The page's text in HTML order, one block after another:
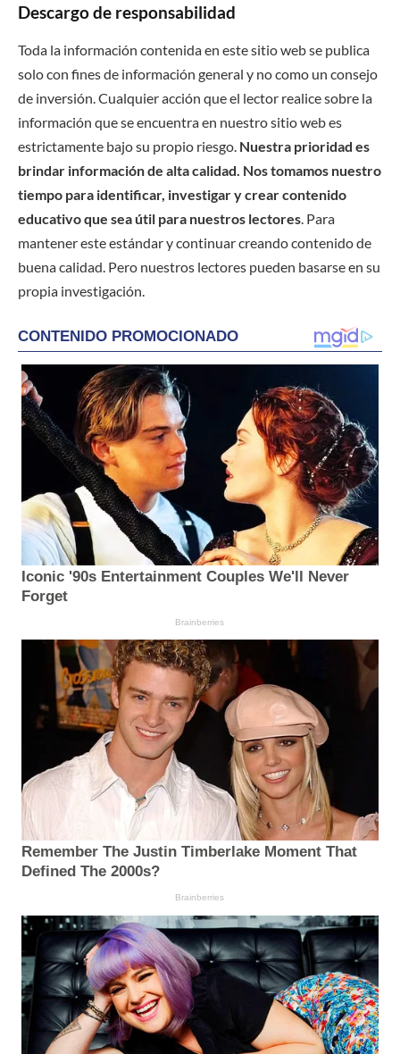
Descargo de responsabilidad
Toda la información contenida en este sitio web se publica
solo con fines de información general y no como un consejo
de inversión. Cualquier acción que el lector realice sobre la
información que se encuentra en nuestro sitio web es
estrictamente bajo su propio riesgo. Nuestra prioridad es
brindar información de alta calidad. Nos tomamos nuestro
tiempo para identificar, investigar y crear contenido
educativo que sea útil para nuestros lectores. Para
mantener este estándar y continuar creando contenido de
buena calidad. Pero nuestros lectores pueden basarse en su
propia investigación.